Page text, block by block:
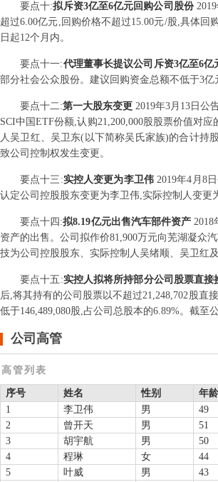
要点十:拟斥资3亿至6亿元回购公司股份
超过6.00亿元,回购价格不超过15.00元/股,具体
日起12个月内。
要点十一:代理董事长提议公司斥资3亿至6
部分社会公众股份。建议回购资金总额不低于3
要点十二:第一大股东变更2019年3月13日公
SCI中国ETF份额,认购21,200,000股股票价值对
人吴卫红、吴卫东(以下简称吴氏家族)的合计持
致公司控制权发生变更。
要点十三 :实控人变更为李卫伟2019年4月8
认定公司控股股东变更为李卫伟,实际控制人变
要点十四 :拟8.19亿元出售汽车部件资产
资产的出售。公司拟作价81,900万元向芜湖凝众
技为公司控股股东、实际控制人吴绪顺、吴卫红
要点十五 :实控人拟将所持部分公司股票直
后,将其持有的公司股票以不超过21,248,702股直
低于146,489,080股,占公司总股本的6.89%。截至
公司高管
高管列表
序号 姓名 性别 年龄
1
李卫伟 男 49
2
曾开天 男 51
3
胡宇航 男 50
4
程琳 女 44
5
叶威 男 43